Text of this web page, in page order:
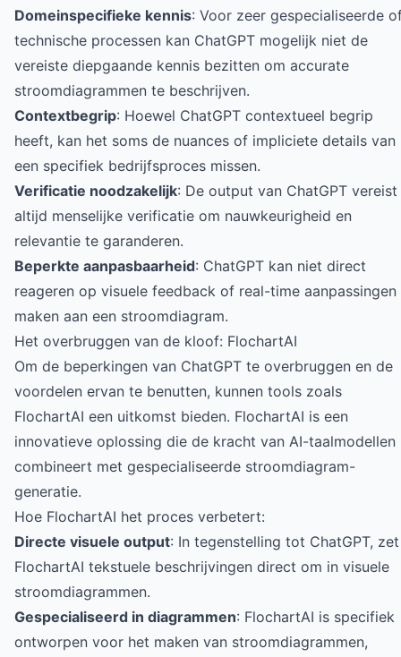
Domeinspecifieke kennis: Voor zeer gespecialiseerde
technische processen kan ChatGPT mogelijk niet de
vereiste diepgaande kennis bezitten om accurate
stroomdiagrammen te beschrijven.
Contextbegrip: Hoewel ChatGPT contextueel begrip
heeft, kan het soms de nuances of impliciete details van
een specifiek bedrijfsproces missen.
Verificatie noodzakelijk: De output van ChatGPT vereist
altijd menselijke verificatie om nauwkeurigheid en
relevantie te garanderen.
Beperkte aanpasbaarheid: ChatGPT kan niet direct
reageren op visuele feedback of real-time aanpassingen
maken aan een stroomdiagram.
Het overbruggen van de kloof: FlochartAI
Om de beperkingen van ChatGPT te overbruggen en de
voordelen ervan te benutten, kunnen tools zoals
FlochartAI een uitkomst bieden. FlochartAI is een
innovatieve oplossing die de kracht van AI-taalmodellen
combineert met gespecialiseerde stroomdiagram-
generatie.
Hoe FlochartAI het proces verbetert:
Directe visuele output: In tegenstelling tot ChatGPT, zet
FlochartAI tekstuele beschrijvingen direct om in visuele
stroomdiagrammen.
Gespecialiseerd in diagrammen: FlochartAI is specifiek
ontworpen voor het maken van stroomdiagrammen,